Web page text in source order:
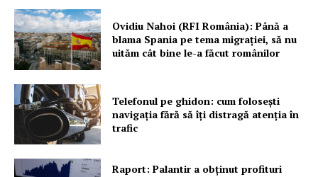
Ovidiu Nahoi (RFI România): Până a
blama Spania pe tema migrației, să nu
uităm cât bine le-a făcut românilor
Telefonul pe ghidon: cum folosești
navigația fără să îți distragă atenția în
trafic
Raport: Palantir a obținut profituri